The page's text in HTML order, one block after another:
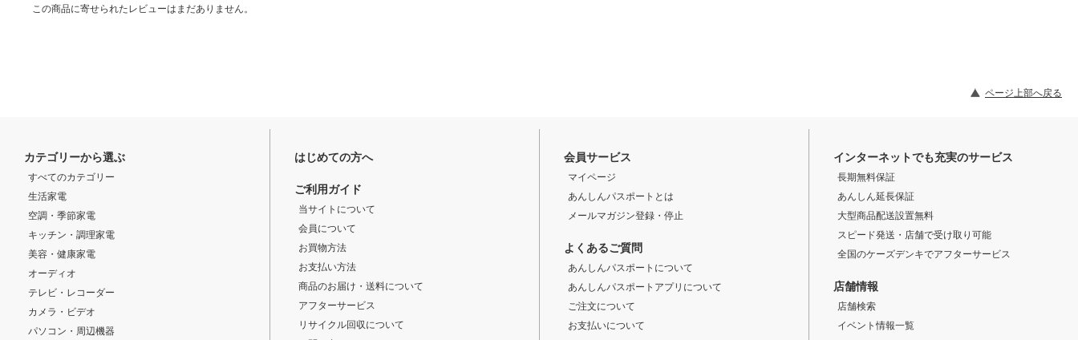
この商品に寄せられたレビューはまだありません。
ページ上部へ戻る
カテゴリーから選ぶ
すべてのカテゴリー
生活家電
空調・季節家電
キッチン・調理家電
美容・健康家電
オーディオ
テレビ・レコーダー
カメラ・ビデオ
パソコン・周辺機器
はじめての方へ
ご利用ガイド
当サイトについて
会員について
お買物方法
お支払い方法
商品のお届け・送料について
アフターサービス
リサイクル回収について
会員サービス
マイページ
あんしんパスポートとは
メールマガジン登録・停止
よくあるご質問
あんしんパスポートについて
あんしんパスポートアプリについて
ご注文について
お支払いについて
インターネットでも充実のサービス
長期無料保証
あんしん延長保証
大型商品配送設置無料
スピード発送・店舗で受け取り可能
全国のケーズデンキでアフターサービス
店舗情報
店舗検索
イベント情報一覧